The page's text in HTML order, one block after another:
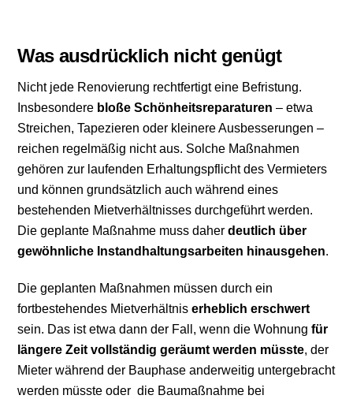
Was ausdrücklich nicht genügt
Nicht jede Renovierung rechtfertigt eine Befristung.
Insbesondere bloße Schönheitsreparaturen – etwa
Streichen, Tapezieren oder kleinere Ausbesserungen –
reichen regelmäßig nicht aus. Solche Maßnahmen
gehören zur laufenden Erhaltungspflicht des Vermieters
und können grundsätzlich auch während eines
bestehenden Mietverhältnisses durchgeführt werden.
Die geplante Maßnahme muss daherdeutlich über
gewöhnliche Instandhaltungsarbeiten hinausgehen.
Die geplanten Maßnahmen müssen durch ein
fortbestehendes Mietverhältniserheblich erschwert
sein. Das ist etwa dann der Fall, wenn die Wohnungfür
längere Zeit vollständig geräumt werden müsste, der
Mieter während der Bauphase anderweitig untergebracht
werden müsste oder die Baumaßnahme bei